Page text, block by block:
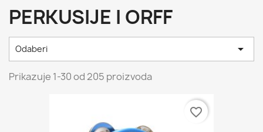
PERKUSIJE I ORFF
Odaberi 
Prikazuje 1-30 od 205 proizvoda
favorite_border